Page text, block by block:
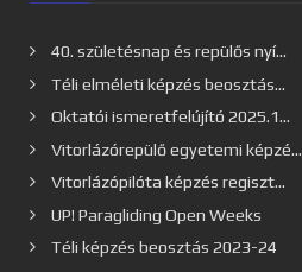
40. születésnap és repülős nyí...
Téli elméleti képzés beosztás...
Oktatói ismeretfelújító 2025.1...
Vitorlázórepülő egyetemi képzé...
Vitorlázópilóta képzés regiszt...
UP! Paragliding Open Weeks
Téli képzés beosztás 2023-24